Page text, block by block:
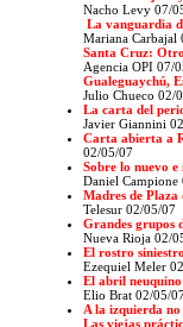
Nacho Levy 07/
La vanguardia
Mariana Carbajal
Santa Cruz:
Agencia OPI 07/
Gualeguaychú,
Julio Chueco 02/
La carta del
Javier Giannini
Carta abierta a
02/05/07
Sobre lo nuevo
Daniel Campione
Madres de Plaza
Telesur 02/05/07
Grandes grupos
Nueva Rioja 02/
El rostro
Ezequiel Meler
El abril neuquino
Elio Brat 02/05/
A la izquierda no
Las viejas